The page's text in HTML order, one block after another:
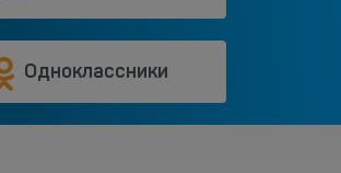
Одноклассники